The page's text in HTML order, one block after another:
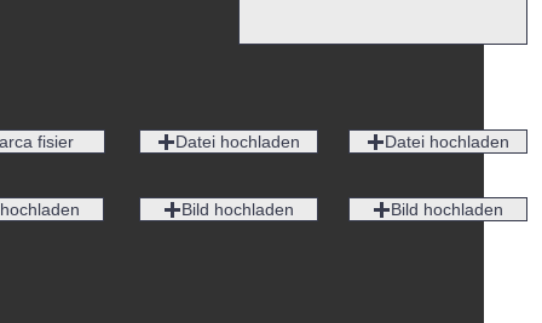
fisier Datei hochladen
Bild hochladen
Datei hochladen
Bild hochladen